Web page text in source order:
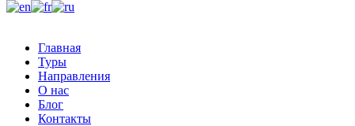
Главная
Туры
Направления
О нас
Блог
Контакты